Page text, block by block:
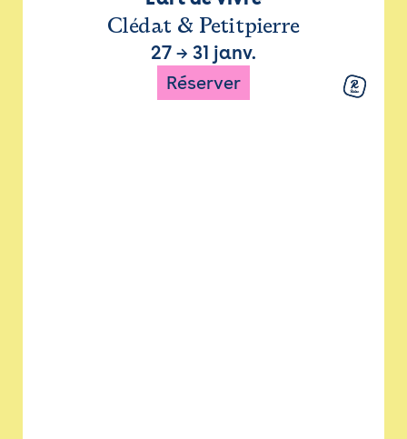
Clédat & Petitpierre
27 → 31 janv.
Réserver